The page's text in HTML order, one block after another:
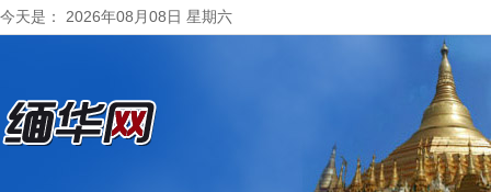
今天是： 2026年08月08日 星期六